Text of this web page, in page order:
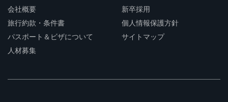
会社概要
旅行約款・条件書
パスポート＆ビザについて
人材募集
新卒採用
個人情報保護方針
サイトマップ